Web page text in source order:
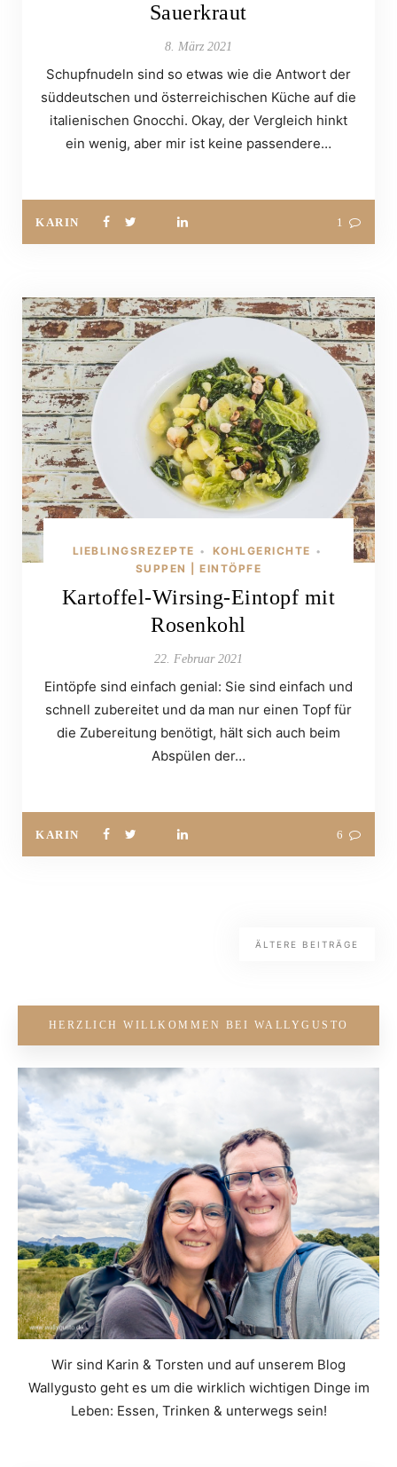
Sauerkraut
8. März 2021
Schupfnudeln sind so etwas wie die Antwort der
süddeutschen und österreichischen Küche auf die
italienischen Gnocchi. Okay, der Vergleich hinkt
ein wenig, aber mir ist keine passendere…
KARIN 1
LIEBLINGSREZEPTE • KOHLGERICHTE •
SUPPEN | EINTÖPFE
Kartoffel-Wirsing-Eintopf mit
Rosenkohl
22. Februar 2021
Eintöpfe sind einfach genial: Sie sind einfach und
schnell zubereitet und da man nur einen Topf für
die Zubereitung benötigt, hält sich auch beim
Abspülen der…
KARIN 6
ÄLTERE BEITRÄGE
HERZLICH WILLKOMMEN BEI WALLYGUSTO
Wir sind Karin & Torsten und auf unserem Blog
Wallygusto geht es um die wirklich wichtigen Dinge im
Leben: Essen, Trinken & unterwegs sein!